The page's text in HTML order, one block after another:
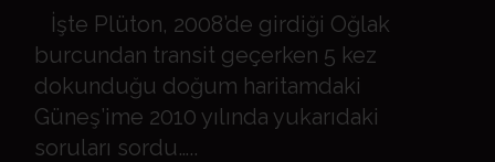
İşte Plüton, 2008’de girdiği Oğlak
burcundan transit geçerken 5 kez
dokunduğu doğum haritamdaki
Güneş’ime 2010 yılında yukarıdaki
soruları sordu…..